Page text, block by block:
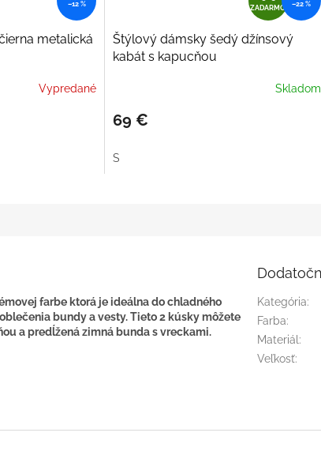
–12 %
metalická
Vypredané
A
D
A
M
ZADARMO
–22 %
Štýlový dámsky šedý džínsový
kabát s kapucňou
Skladom
69 €
S
farbe ktorá je ideálna do chladného
bundy a vesty. Tieto 2 kúsky môžete
a predĺžená zimná bunda s vreckami.
Kategória:
Farba:
Materiál:
Veľkosť: